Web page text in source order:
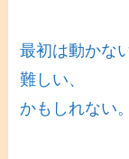
最初は動かな
難しい、
かもしれない。